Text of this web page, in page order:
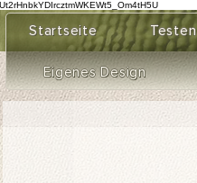
Startseite Testen
Eigenes Design